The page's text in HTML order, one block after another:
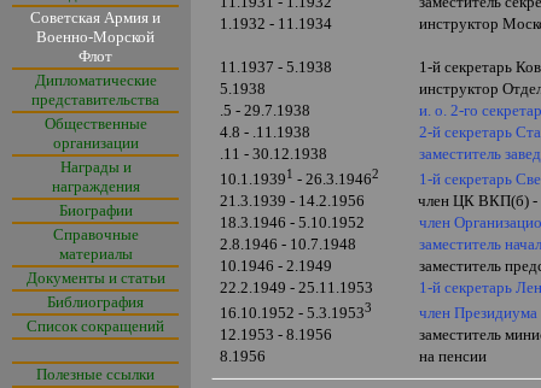
Советская Армия и
Военно-Морской
Флот
Дипломатические
представительства
Общественные
организации
Награды и
награждения
Биографии
Справочные
материалы
Документы и статьи
Библиография
Список сокращений
Полезные ссылки
1.1932 - 11.1934
инструктор
11.1937 - 5.1938
1-й секретарь
5.1938
инструктор
.5 - 29.7.1938
и. о. 2-го
4.8 - .11.1938
2-й секретарь
.11 - 30.12.1938
заместитель
10.1.19391 - 26.3.19462
1-й секретарь
21.3.1939 - 14.2.1956
член ЦК ВКП(б)
18.3.1946 - 5.10.1952
член
2.8.1946 - 10.7.1948
заместитель
10.1946 -2.1949
заместитель
22.2.1949 - 25.11.1953
1-й секретарь
16.10.1952 - 5.3.19533
член
12.1953 - 8.1956
заместитель
8.1956
на пенсии